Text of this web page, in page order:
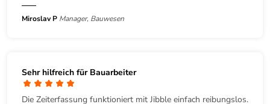
Miroslav P Manager, Bauwesen
Sehr hilfreich für Bauarbeiter
Die Zeiterfassung funktioniert mit Jibble einfach reibungslos.